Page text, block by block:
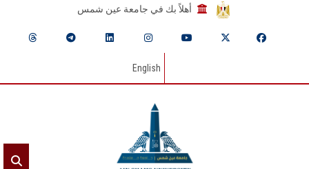
أهلاً بك في جامعة عين شمس
English